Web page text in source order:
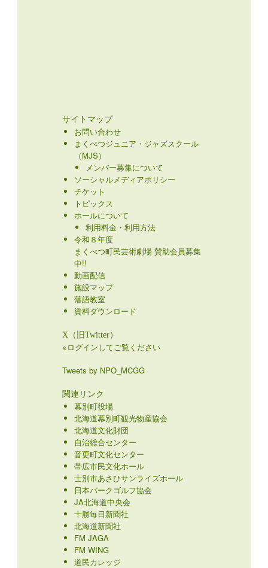
サイトマップ
お問い合わせ
まくべつジュニア・ジャズスクール
（MJS）
メンバー募集について
ソーシャルメディアポリシー
チケット
トピックス
ホールについて
利用料金・利用方法
令和８年度
まくべつ町民芸術劇場 賛助会員募集
中!!
動画配信
施設マップ
落語教室
資料ダウンロード
X（旧Twitter）
※ログインしてご覧ください
Tweets by NPO_MCGG
関連リンク
幕別町役場
北海道幕別町観光物産協会
北海道文化財団
自治総合センター
音更町文化センター
帯広市民文化ホール
士別市あさひサンライズホール
日本パークゴルフ協会
JA北海道中央会
十勝毎日新聞社
北海道新聞社
FM JAGA
FM WING
道民カレッジ